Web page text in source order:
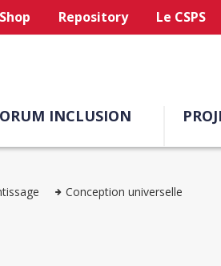
Shop Repository Le CSPS
INCLUSION
Conception universelle